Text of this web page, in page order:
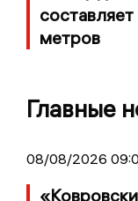
метров
Главные
08/08/2026